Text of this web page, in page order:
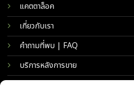
แคตตาล็อค
เกี่ยวกับเรา
คำถามที่พบ | FAQ
บริการหลังการขาย